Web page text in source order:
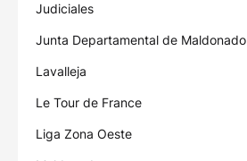
Judiciales
Junta Departamental de Maldonado
Lavalleja
Le Tour de France
Liga Zona Oeste